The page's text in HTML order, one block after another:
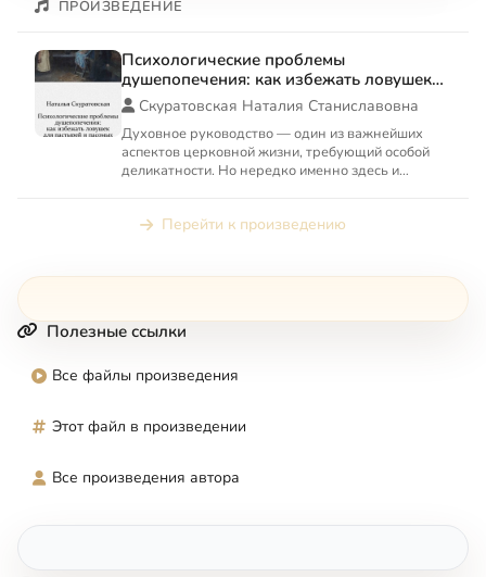
ПРОИЗВЕДЕНИЕ
Психологические проблемы
душепопечения: как избежать ловушек
для пастырей и пасомых
Скуратовская Наталия Станиславовна
Духовное руководство — один из важнейших
аспектов церковной жизни, требующий особой
деликатности. Но нередко именно здесь и
Перейти к произведению
Полезные ссылки
Все файлы произведения
Этот файл в произведении
Все произведения автора